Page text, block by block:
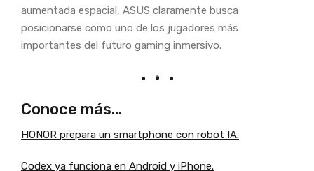
aumentada espacial, ASUS claramente busca
posicionarse como uno de los jugadores más
importantes del futuro gaming inmersivo.
Conoce más…
HONOR prepara un smartphone con robot IA.
Codex ya funciona en Android y iPhone.